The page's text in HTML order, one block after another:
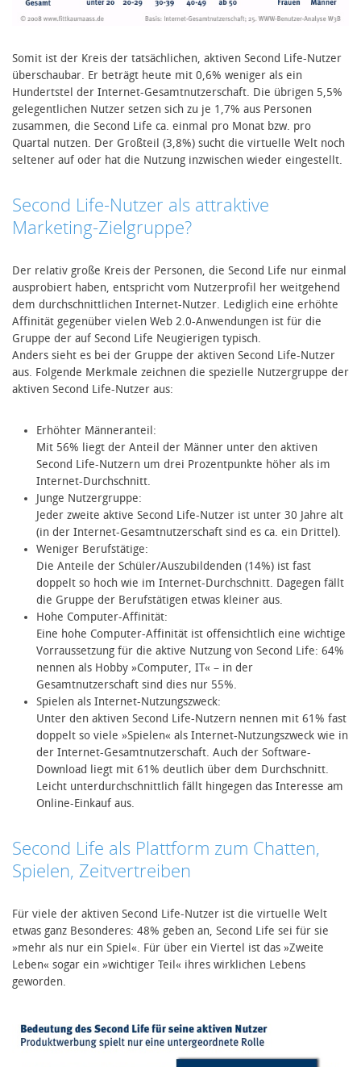
Somit ist der Kreis der tatsächlichen, aktiven Second Life-Nutzer
überschaubar. Er beträgt heute mit 0,6% weniger als ein
Hundertstel der Internet-Gesamtnutzerschaft. Die übrigen 5,5%
gelegentlichen Nutzer setzen sich zu je 1,7% aus Personen
zusammen, die Second Life ca. einmal pro Monat bzw. pro
Quartal nutzen. Der Großteil (3,8%) sucht die virtuelle Welt noch
seltener auf oder hat die Nutzung inzwischen wieder eingestellt.
Second Life-Nutzer als attraktive
Marketing-Zielgruppe?
Der relativ große Kreis der Personen, die Second Life nur einmal
ausprobiert haben, entspricht vom Nutzerprofil her weitgehend
dem durchschnittlichen Internet-Nutzer. Lediglich eine erhöhte
Affinität gegenüber vielen Web 2.0-Anwendungen ist für die
Gruppe der auf Second Life Neugierigen typisch.
Anders sieht es bei der Gruppe der aktiven Second Life-Nutzer
aus. Folgende Merkmale zeichnen die spezielle Nutzergruppe der
aktiven Second Life-Nutzer aus:
Erhöhter Männeranteil:
Mit 56% liegt der Anteil der Männer unter den aktiven
Second Life-Nutzern um drei Prozentpunkte höher als im
Internet-Durchschnitt.
Junge Nutzergruppe:
Jeder zweite aktive Second Life-Nutzer ist unter 30 Jahre alt
(in der Internet-Gesamtnutzerschaft sind es ca. ein Drittel).
Weniger Berufstätige:
Die Anteile der Schüler/Auszubildenden (14%) ist fast
doppelt so hoch wie im Internet-Durchschnitt. Dagegen fällt
die Gruppe der Berufstätigen etwas kleiner aus.
Hohe Computer-Affinität:
Eine hohe Computer-Affinität ist offensichtlich eine wichtige
Vorraussetzung für die aktive Nutzung von Second Life: 64%
nennen als Hobby »Computer, IT« – in der
Gesamtnutzerschaft sind dies nur 55%.
Spielen als Internet-Nutzungszweck:
Unter den aktiven Second Life-Nutzern nennen mit 61% fast
doppelt so viele »Spielen« als Internet-Nutzungszweck wie in
der Internet-Gesamtnutzerschaft. Auch der Software-
Download liegt mit 61% deutlich über dem Durchschnitt.
Leicht unterdurchschnittlich fällt hingegen das Interesse am
Online-Einkauf aus.
Second Life als Plattform zum Chatten,
Spielen, Zeitvertreiben
Für viele der aktiven Second Life-Nutzer ist die virtuelle Welt
etwas ganz Besonderes: 48% geben an, Second Life sei für sie
»mehr als nur ein Spiel«. Für über ein Viertel ist das »Zweite
Leben« sogar ein »wichtiger Teil« ihres wirklichen Lebens
geworden.